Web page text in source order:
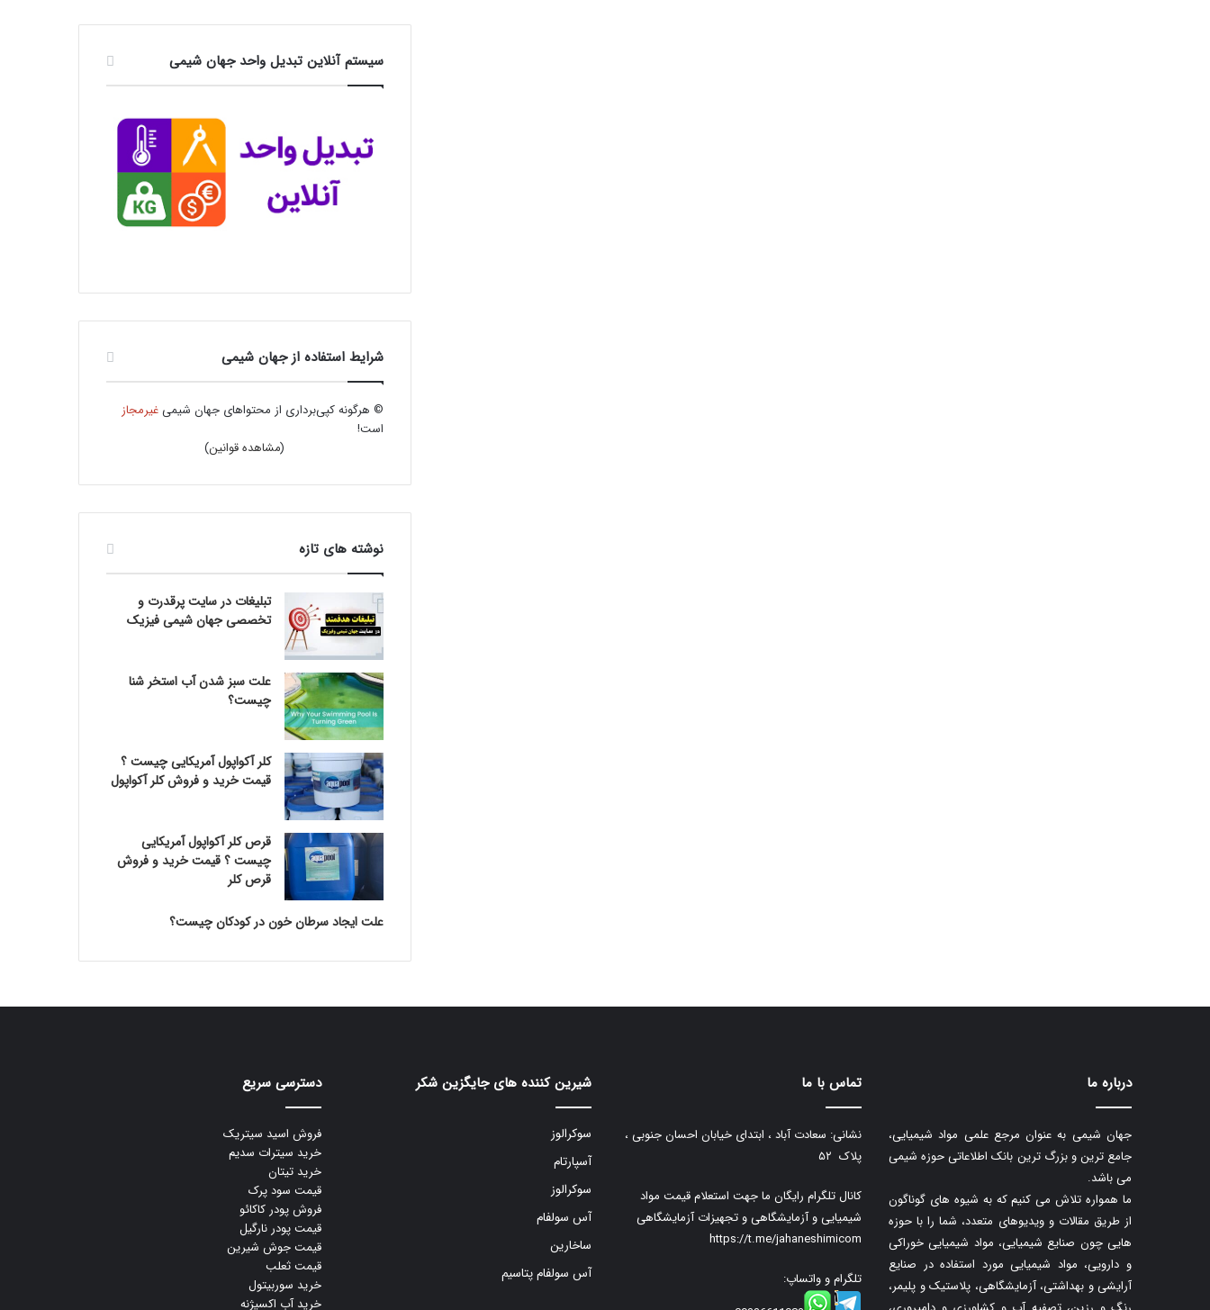
سیستم آنلاین تبدیل واحد جهان شیمی
شرایط استفاده از جهان شیمی
© هرگونه کپی‌برداری از محتواهای جهان شیمیغیرمجاز
است!
(مشاهده قوانین)
نوشته های تازه
تبلیغات در سایت پرقدرت و
تخصصی جهان شیمی فیزیک
علت سبز شدن آب استخر شنا
چیست؟
کلر آکواپول آمریکایی چیست ؟
قیمت خرید و فروش کلر آکواپول
قرص کلر آکواپول آمریکایی
چیست ؟ قیمت خرید و فروش
قرص کلر
علت ایجاد سرطان خون در کودکان چیست؟
درباره ما
جهان شیمی به عنوان مرجع علمی مواد شیمیایی،
جامع ترین و بزرگ ترین بانک اطلاعاتی حوزه شیمی
می باشد.
ما همواره تلاش می کنیم که به شیوه های گوناگون
از طریق مقالات و ویدیوهای متعدد، شما را با حوزه
هایی چون صنایع شیمیایی، مواد شیمیایی خوراکی
و دارویی، مواد شیمیایی مورد استفاده در صنایع
آرایشی و بهداشتی، آزمایشگاهی، پلاستیک و پلیمر،
تماس با ما
نشانی: سعادت آباد ، ابتدای خیابان احسان جنوبی ،
پلاک ۵۲
کانال تلگرام رایگان ما جهت استعلام قیمت مواد
شیمیایی و آزمایشگاهی و تجهیزات آزمایشگاهی
https://t.me/jahaneshimicom
تلگرام و واتساپ:
شیرین کننده های جایگزین شکر
سوکرالوز
آسپارتام
سوکرالوز
آس سولفام
ساخارین
آس سولفام پتاسیم
دسترسی سریع
فروش اسید سیتریک
خرید سیترات سدیم
خرید تیتان
قیمت سود پرک
فروش پودر کاکائو
قیمت پودر نارگیل
قیمت جوش شیرین
قیمت ثعلب
خرید سوربیتول
خرید آب اکسیژنه